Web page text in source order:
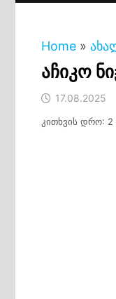
Home »
აჩიკო
17.08.2025
კითხვის დრო: 2